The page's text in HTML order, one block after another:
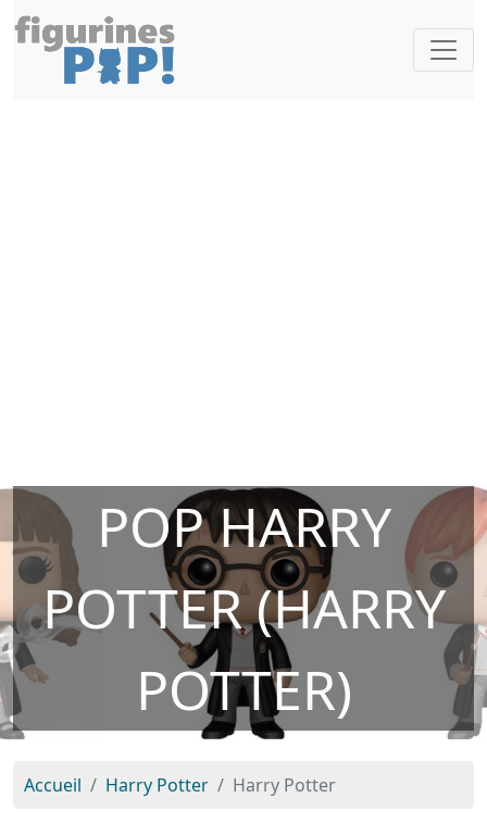
POP HARRY
POTTER (HARRY
POTTER)
Accueil Harry Potter Harry Potter